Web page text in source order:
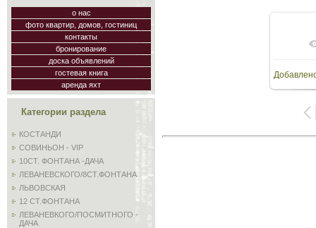
о нас
фото квартир, домов, гостиниц
контакты
бронирование
доска объявлений
гостевая книга
аренда яхт
Категории раздела
КОСТАНДИ
СОВИНЬОН - VIP
10СТ. ФОНТАНА -ДАЧА
ЛЕВАНЕВСКОГО/8СТ.ФОНТАНА
ЛЬВОВСКАЯ
12 СТ.ФОНТАНА
ЛЕВАНЕВКОГО/ПОСМИТНОГО -
ДАЧА